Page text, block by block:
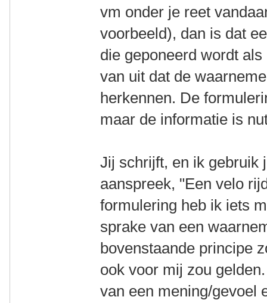
vm onder je reet
voorbeeld), dan is dat
die geponeerd wordt
van uit dat de
herkennen. De
maar de informatie is
Jij schrijft, en ik gebruik
aanspreek, "Een velo
formulering heb ik iets
sprake van een
bovenstaande principe
ook voor mij zou
van een mening/gevoel